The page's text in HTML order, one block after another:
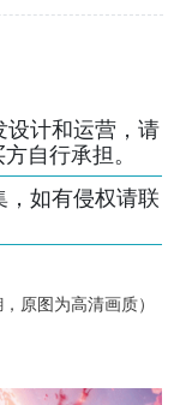
设计和运营，请
自行承担。
，如有侵权请联
原图为高清画质）